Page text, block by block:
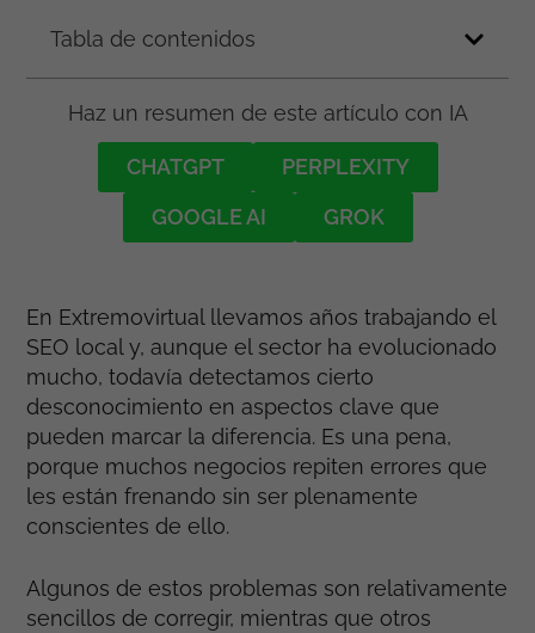
Tabla de contenidos
Haz un resumen de este artículo con IA
CHATGPT
PERPLEXITY
GOOGLE AI
GROK
En Extremovirtual llevamos años trabajando el
SEO local y, aunque el sector ha evolucionado
mucho, todavía detectamos cierto
desconocimiento en aspectos clave que
pueden marcar la diferencia. Es una pena,
porque muchos negocios repiten errores que
les están frenando sin ser plenamente
conscientes de ello.
Algunos de estos problemas son relativamente
sencillos de corregir, mientras que otros